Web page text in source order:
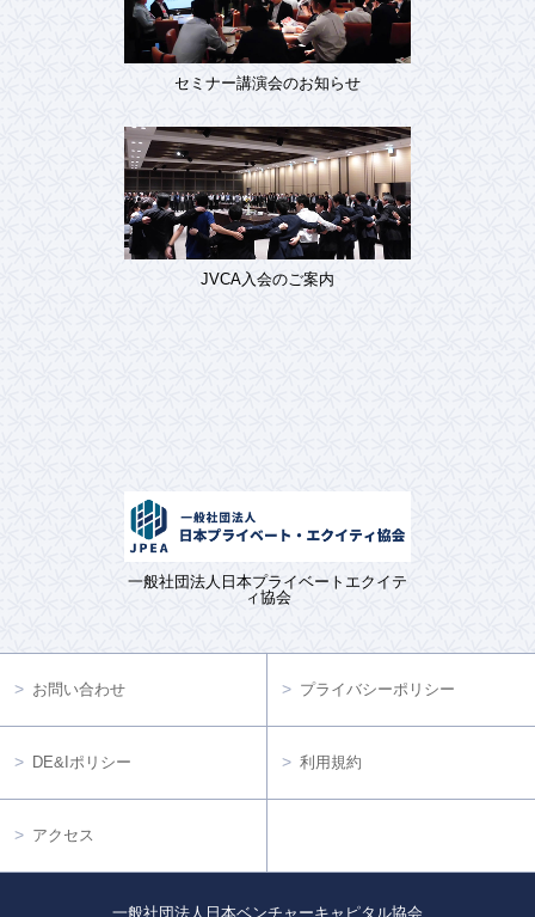
セミナー講演会のお知らせ
JVCA入会のご案内
一般社団法人日本プライベートエクイテ
ィ協会
お問い合わせ プライバシーポリシー
DE&Iポリシー 利用規約
アクセス
一般社団法人日本ベンチャーキャピタル協会